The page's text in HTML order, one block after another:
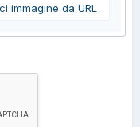
immagine da URL